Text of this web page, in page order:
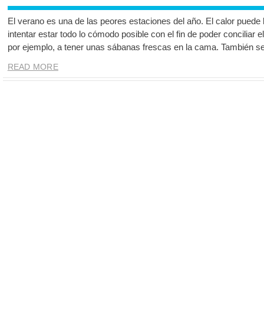
El verano es una de las peores estaciones del año. El calor
intentar estar todo lo cómodo posible con el fin de poder conciliar
por ejemplo, a tener unas sábanas frescas en la cama. También
READ MORE